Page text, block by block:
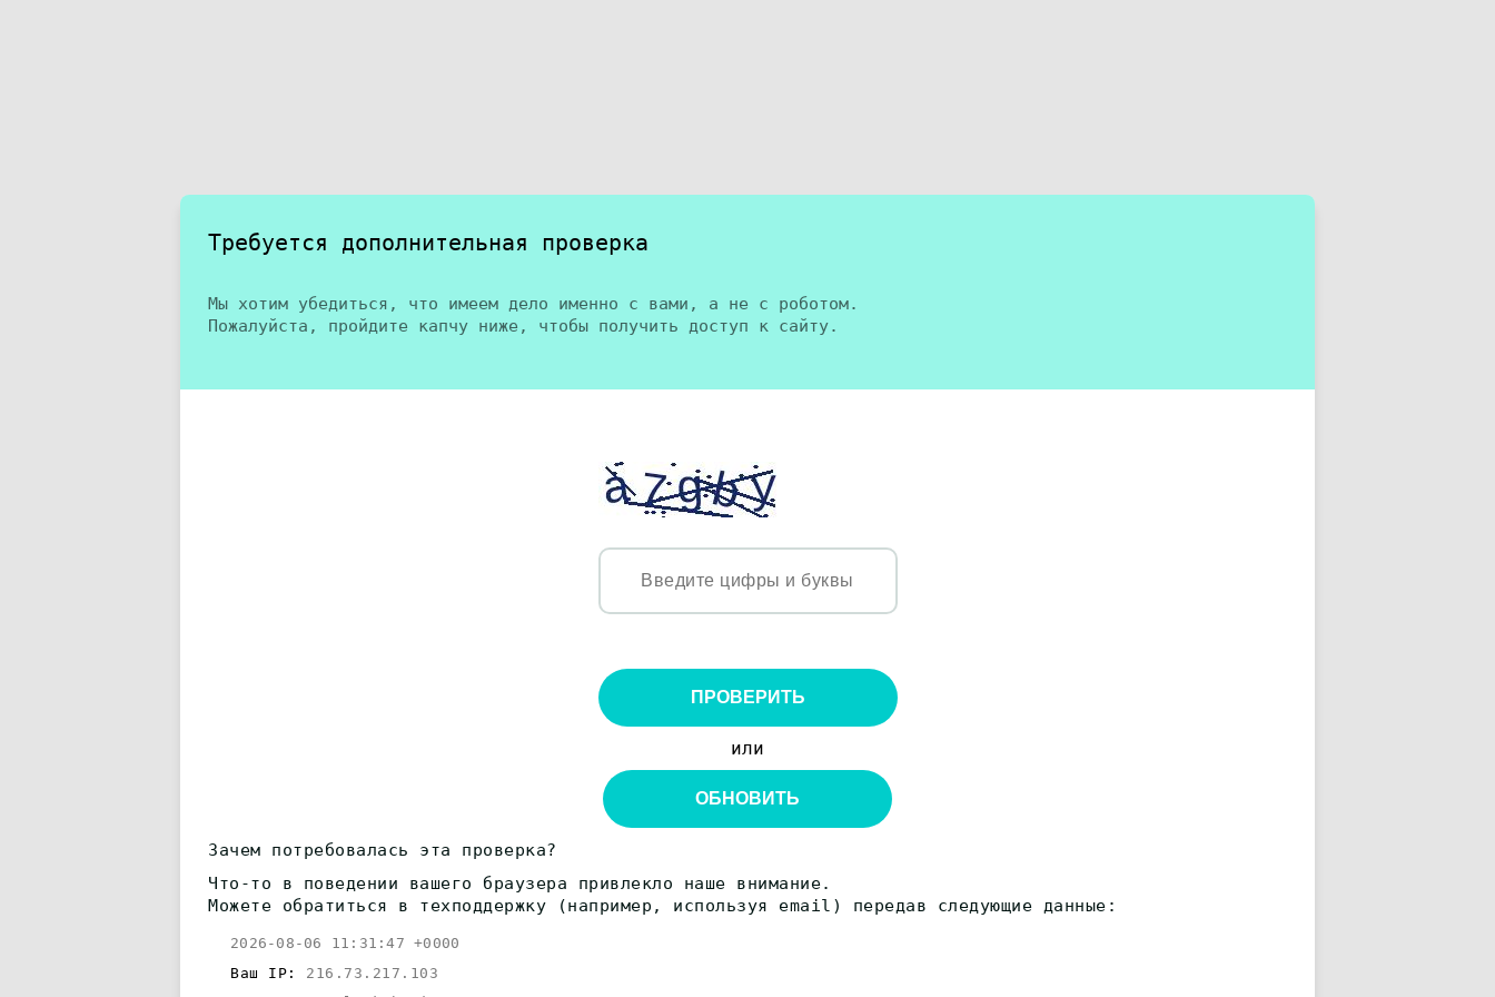
Требуется дополнительная проверка
Мы хотим убедиться, что имеем дело именно с вами, а не с роботом.
Пожалуйста, пройдите капчу ниже, чтобы получить доступ к сайту.
ПРОВЕРИТЬ
или
ОБНОВИТЬ
Зачем потребовалась эта проверка?
Что-то в поведении вашего браузера привлекло наше внимание.
Можете обратиться в техподдержку (например, используя email) передав следующие данные:
2026-08-06 11:31:47 +0000
Ваш IP: 216.73.217.103